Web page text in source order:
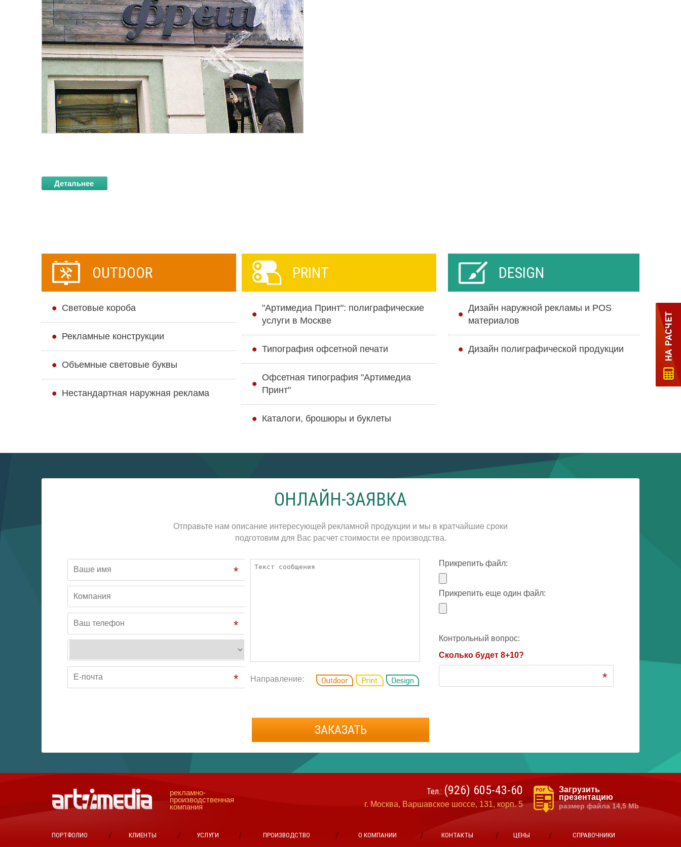
Детальнее
OUTDOOR
Cветовые короба
Рекламные конструкции
Объемные световые буквы
Нестандартная наружная реклама
PRINT
"Артимедиа Принт": полиграфические
услуги в Москве
Типография офсетной печати
Офсетная типография "Артимедиа
Принт"
Каталоги, брошюры и буклеты
DESIGN
Дизайн наружной рекламы и POS
материалов
Дизайн полиграфической продукции
ОНЛАЙН-ЗАЯВКА
Отправьте нам описание интересующей рекламной продукции и мы в кратчайшие сроки
подготовим для Вас расчет стоимости ее производства.
*
*
* Направление:
Прикрепить файл:
Прикрепить еще один файл:
Контрольный вопрос:
Сколько будет 8+10?
*
ЗАКАЗАТЬ
рекламно-
производственная
компания
Загрузить
презентацию
размер файла 14,5 Mb
Тел.: (926) 605-43-60
г. Москва, Варшавское шоссе, 131, корп. 5
ПОРТФОЛИО КЛИЕНТЫ УСЛУГИ ПРОИЗВОДСТВО О КОМПАНИИ КОНТАКТЫ ЦЕНЫ СПРАВОЧНИКИ